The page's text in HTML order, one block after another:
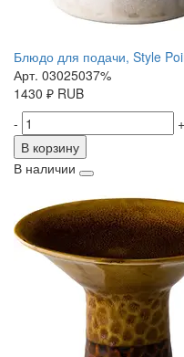
Блюдо для подачи, Style
Арт. 03025037%
1430 ₽ RUB
-
+
В корзину
В наличии